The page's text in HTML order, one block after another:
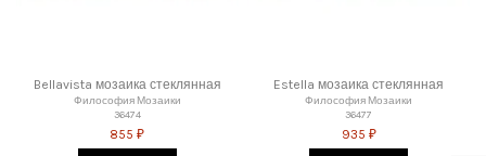
Bellavista мозаика стеклянная
Философия Мозаики
36474
855 ₽
Estella мозаика стеклянная
Философия Мозаики
36477
935 ₽